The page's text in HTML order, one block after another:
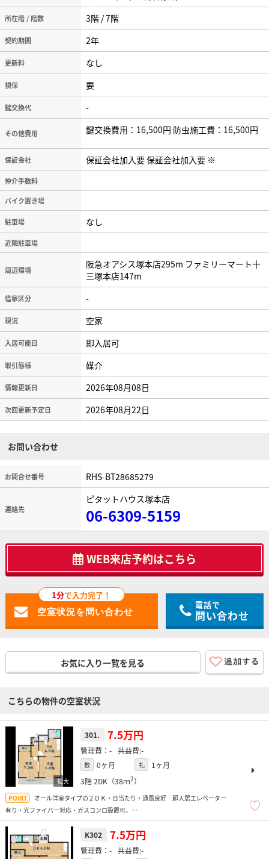
所在階 / 階数 3階 / 7階
契約期間 2年
更新料 なし
損保 要
鍵交換代 -
その他費用 鍵交換費用：16,500円 防虫施工費：16,500円
保証会社 保証会社加入要 保証会社加入要 ※
仲介手数料
バイク置き場
駐車場 なし
近隣駐車場
周辺環境
阪急オアシス塚本店295m ファミリーマート十
三塚本店147m
借家区分 -
現況 空家
入居可能日 即入居可
取引態様 媒介
情報更新日 2026年08月08日
次回更新予定日 2026年08月22日
お問い合わせ
お問合せ番号 RHS-BT28685279
連絡先
ピタットハウス塚本店
06-6309-5159
WEB来店予約はこちら
1分で入力完了！
電話で
問い合わせ
お気に入り一覧を見る
こちらの物件の空室状況
301. 7.5万円
- -
敷 0ヶ月 礼
1ヶ月
3階 2DK（38ｍ2）
オール洋室タイプの２ＤＫ・日当たり・通風良好 即入居エレベーター
有り・光ファイバー対応・ガスコンロ設置可。
大通り沿いですので女性の方も安心です。目の前コンビニで便利です
お一人で広々と使いたいという方にもオススメです。
K302 7.5万円
- -